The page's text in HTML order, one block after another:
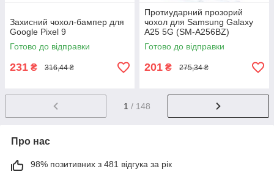
Захисний чохол-бампер для
Google Pixel 9
Готово до відправки
231 ₴ 316,44 ₴
Протиударний прозорий
чохол для Samsung Galaxy
A25 5G (SM-A256BZ)
Готово до відправки
201 ₴ 275,34 ₴
1 / 148
Про нас
98% позитивних з 481 відгука за рік